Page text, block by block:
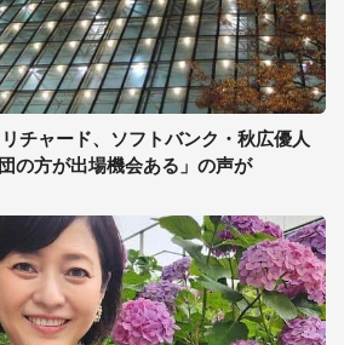
チャード、ソフトバンク・秋広優人
の方が出場機会ある」の声が